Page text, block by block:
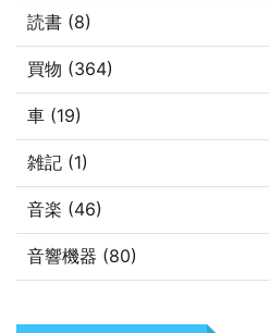
読書 (8)
買物 (364)
車 (19)
雑記 (1)
音楽 (46)
音響機器 (80)